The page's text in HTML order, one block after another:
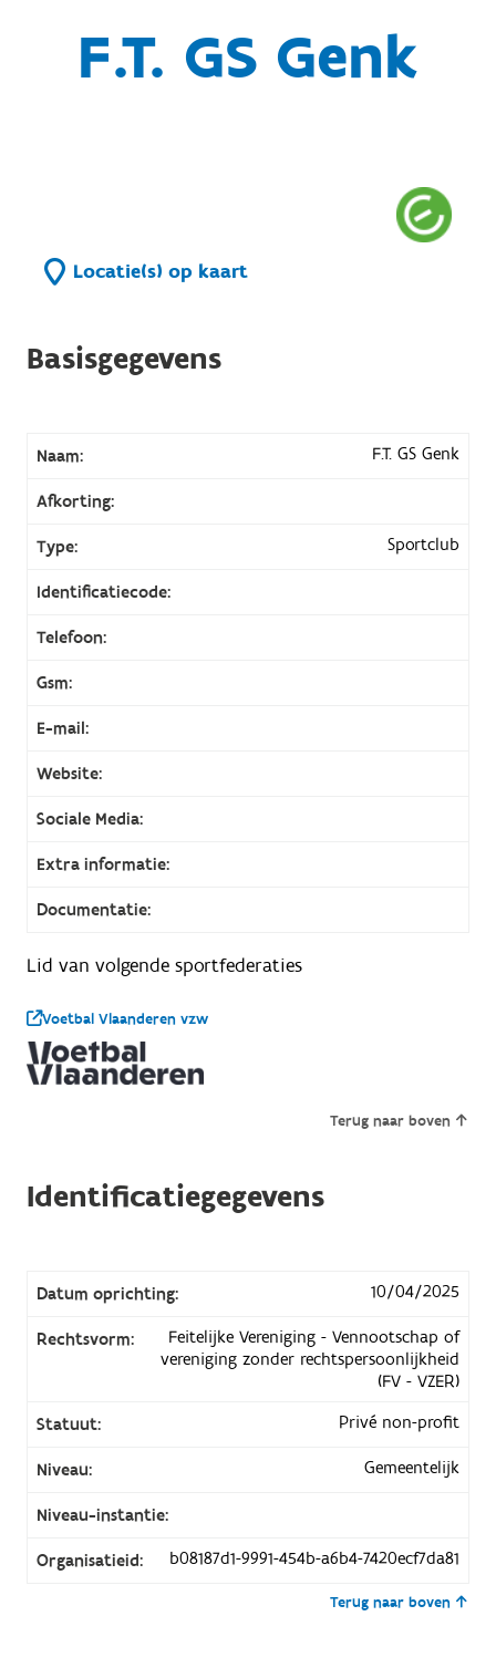
F.T. GS Genk
Locatie(s) op kaart
Basisgegevens
Naam: F.T. GS Genk
Afkorting:
Type: Sportclub
Identificatiecode:
Telefoon:
Gsm:
E-mail:
Website:
Sociale Media:
Extra informatie:
Documentatie:
Lid van volgende sportfederaties
Voetbal Vlaanderen vzw
Terug naar boven
Identificatiegegevens
Datum oprichting: 10/04/2025
Rechtsvorm:
Feitelijke Vereniging - Vennootschap of
vereniging zonder rechtspersoonlijkheid
(FV - VZER)
Statuut:
Privé non-profit
Niveau: Gemeentelijk
Niveau-instantie:
Organisatieid: b08187d1-9991-454b-a6b4-7420ecf7da81
Terug naar boven